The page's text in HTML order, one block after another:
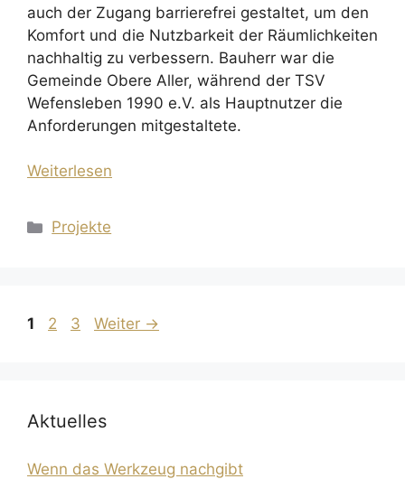
auch der Zugang barrierefrei gestaltet, um den
Komfort und die Nutzbarkeit der Räumlichkeiten
nachhaltig zu verbessern. Bauherr war die
Gemeinde Obere Aller, während der TSV
Wefensleben 1990 e.V. als Hauptnutzer die
Anforderungen mitgestaltete.
Weiterlesen
Kategorien
Projekte
Seite
1 Seite
2 Seite
3 Weiter →
Aktuelles
Wenn das Werkzeug nachgibt